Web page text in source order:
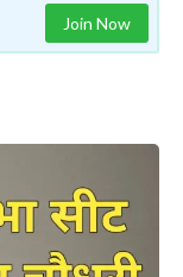
Join Now